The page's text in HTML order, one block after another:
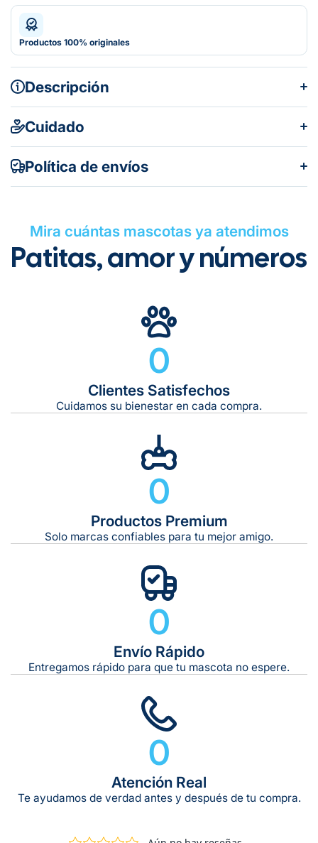
Productos 100% originales
Descripción
Cuidado
Política de envíos
Gratuito en todos los pedidos
Tiempo de entrega estimado: 5 a 7 días hábiles
Gratis en compras de $599 o más
Mira cuántas mascotas ya atendimos
Patitas, amor y números
0
Clientes Satisfechos
Cuidamos su bienestar en cada compra.
0
Productos Premium
Solo marcas confiables para tu mejor amigo.
0
Envío Rápido
Entregamos rápido para que tu mascota no espere.
0
Atención Real
Te ayudamos de verdad antes y después de tu compra.